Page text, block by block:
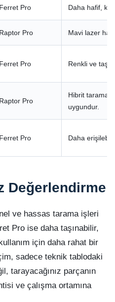
Ferret Pro Daha hafif,
Raptor Pro Mavi lazer
Ferret Pro Renkli ve
Raptor Pro
Hibrit tarama
uygundur.
Ferret Pro Daha
Değerlendirme
ve hassas tarama işleri
Pro ise daha taşınabilir,
için daha rahat bir
sadece teknik tablodaki
tarayacağınız parçanın
ve çalışma ortamına